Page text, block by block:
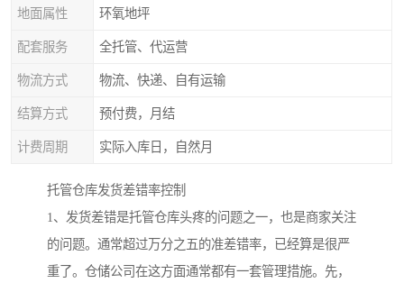
地面属性 环氧地坪
配套服务 全托管、代运营
物流方式 物流、快递、自有运输
结算方式 预付费，月结
计费周期 实际入库日，自然月
托管仓库发货差错率控制
1、发货差错是托管仓库头疼的问题之一，也是商家关注
的问题。通常超过万分之五的准差错率，已经算是很严
重了。仓储公司在这方面通常都有一套管理措施。先，